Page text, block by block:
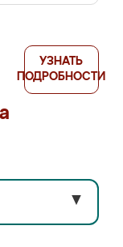
УЗНАТЬ
ПОДРОБНОСТИ
▼